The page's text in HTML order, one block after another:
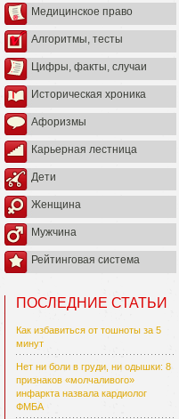
Медицинское право
Алгоритмы, тесты
Цифры, факты, случаи
Историческая хроника
Афоризмы
Карьерная лестница
Дети
Женщина
Мужчина
Рейтинговая система
ПОСЛЕДНИЕ СТАТЬИ
Как избавиться от тошноты за 5
минут
Нет ни боли в груди, ни одышки: 8
признаков «молчаливого»
инфаркта назвала кардиолог
ФМБА